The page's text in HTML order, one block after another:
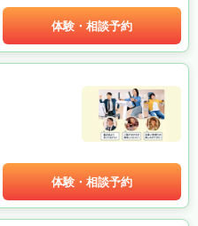
体験・相談予約
体験・相談予約